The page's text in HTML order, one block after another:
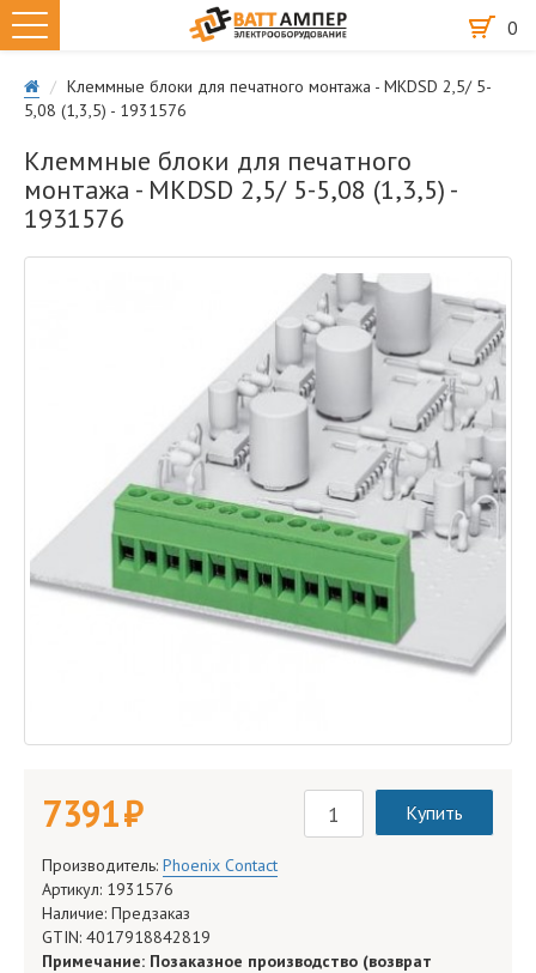
0
Клеммные блоки для печатного монтажа - MKDSD 2,5/ 5-
5,08 (1,3,5) - 1931576
Клеммные блоки для печатного
монтажа - MKDSD 2,5/ 5-5,08 (1,3,5) -
1931576
7 391 руб. Купить
Производитель: Phoenix Contact
Артикул: 1931576
Наличие: Предзаказ
GTIN: 4017918842819
Примечание: Позаказное производство (возврат